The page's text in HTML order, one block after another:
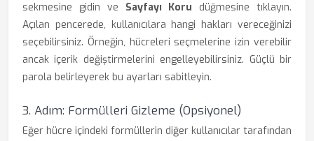
sekmesine gidin ve Sayfayı Koru düğmesine tıklayın.
Açılan pencerede, kullanıcılara hangi hakları vereceğinizi
seçebilirsiniz. Örneğin, hücreleri seçmelerine izin verebilir
ancak içerik değiştirmelerini engelleyebilirsiniz. Güçlü bir
parola belirleyerek bu ayarları sabitleyin.
3. Adım: Formülleri Gizleme (Opsiyonel)
Eğer hücre içindeki formüllerin diğer kullanıcılar tarafından